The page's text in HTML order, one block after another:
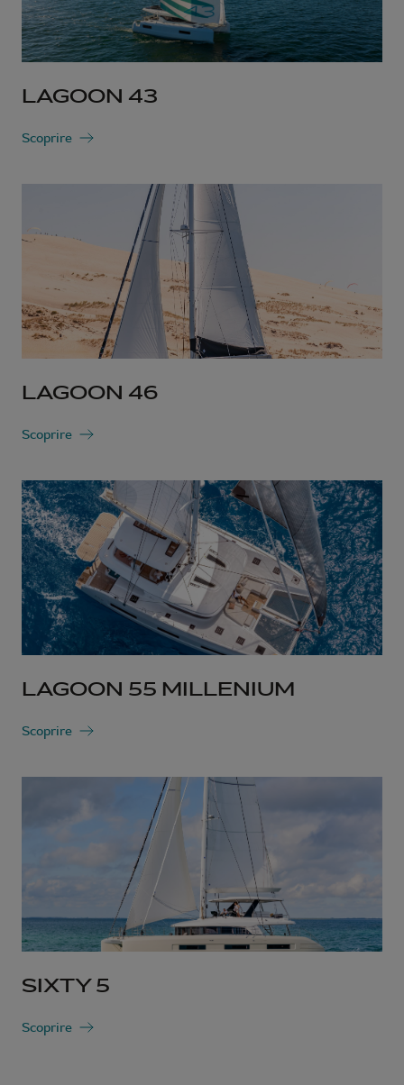
LAGOON 43
Scoprire
LAGOON 46
Scoprire
LAGOON 55 MILLENIUM
Scoprire
SIXTY 5
Scoprire